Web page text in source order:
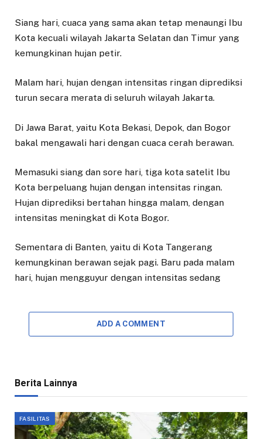
Siang hari, cuaca yang sama akan tetap menaungi Ibu
Kota kecuali wilayah Jakarta Selatan dan Timur yang
kemungkinan hujan petir.
Malam hari, hujan dengan intensitas ringan diprediksi
turun secara merata di seluruh wilayah Jakarta.
Di Jawa Barat, yaitu Kota Bekasi, Depok, dan Bogor
bakal mengawali hari dengan cuaca cerah berawan.
Memasuki siang dan sore hari, tiga kota satelit Ibu
Kota berpeluang hujan dengan intensitas ringan.
Hujan diprediksi bertahan hingga malam, dengan
intensitas meningkat di Kota Bogor.
Sementara di Banten, yaitu di Kota Tangerang
kemungkinan berawan sejak pagi. Baru pada malam
hari, hujan mengguyur dengan intensitas sedang
ADD A COMMENT
Berita Lainnya
FASILITAS